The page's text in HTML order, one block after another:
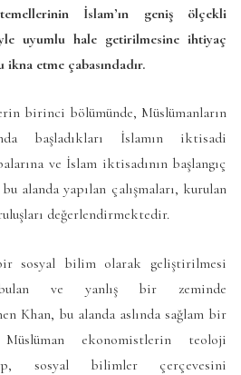
İslam’ın geniş ölçekli
uyumlu hale getirilmesine ihtiyaç
etme çabasındadır.
birinci bölümünde, Müslümanların
başladıkları İslamın iktisadi
ve İslam iktisadının başlangıç
alanda yapılan çalışmaları, kurulan
değerlendirmektedir.
sosyal bilim olarak geliştirilmesi
bulan ve yanlış bir zeminde
Khan, bu alanda aslında sağlam bir
ekonomistlerin teoloji
sosyal bilimler çerçevesini